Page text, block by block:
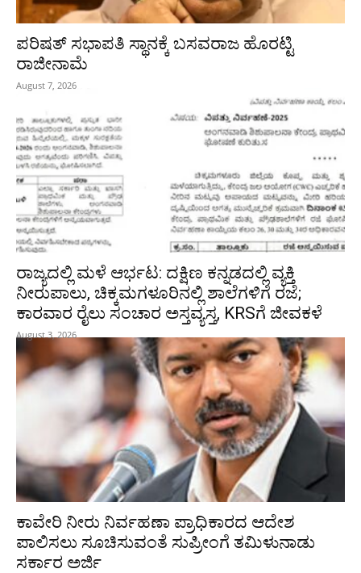
ಪರಿಷತ್‌ ಸಭಾಪತಿ ಸ್ಥಾನಕ್ಕೆ ಬಸವರಾಜ ಹೊರಟ್ಟಿ
ರಾಜೀನಾಮೆ
August 7, 2026
ರಾಜ್ಯದಲ್ಲಿ ಮಳೆ ಆರ್ಭಟ: ದಕ್ಷಿಣ ಕನ್ನಡದಲ್ಲಿ ವ್ಯಕ್ತಿ
ನೀರುಪಾಲು, ಚಿಕ್ಕಮಗಳೂರಿನಲ್ಲಿ ಶಾಲೆಗಳಿಗೆ ರಜೆ;
ಕಾರವಾರ ರೈಲು ಸಂಚಾರ ಅಸ್ತವ್ಯಸ್ತ, KRSಗೆ ಜೀವಕಳೆ
August 3, 2026
ಕಾವೇರಿ ನೀರು ನಿರ್ವಹಣಾ ಪ್ರಾಧಿಕಾರದ ಆದೇಶ
ಪಾಲಿಸಲು ಸೂಚಿಸುವಂತೆ ಸುಪ್ರೀಂಗೆ ತಮಿಳುನಾಡು
ಸರ್ಕಾರ ಅರ್ಜಿ